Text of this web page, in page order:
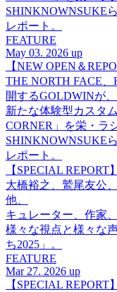
SHINKNOWNSUKE
レポート。
FEATURE
May 03. 2026 up
【NEW OPEN＆
THE NORTH FACE
開するGOLDWINが、
新たな体験型カスタ
CORNER」を栄・ラ
SHINKNOWNSUKE
レポート。
【SPECIAL REPORT】
大橋裕之、鷲尾友公
他、
キュレーター、作家
様々な視点と様々な
ち2025」。
FEATURE
Mar 27. 2026 up
【SPECIAL REPORT】